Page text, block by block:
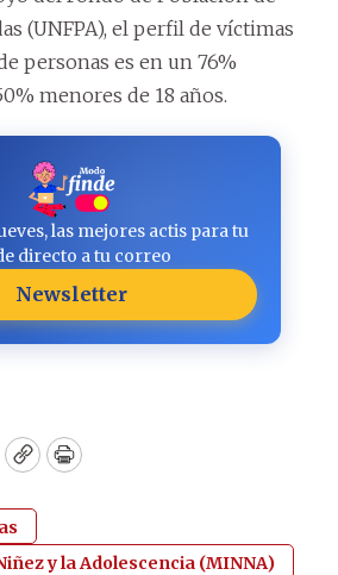
(UNFPA), el perfil de víctimas
personas es en un 76%
menores de 18 años.
las mejores actis para tu
directo a tu correo
Newsletter
CopyPrint
y la Adolescencia (MINNA)